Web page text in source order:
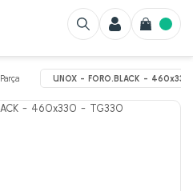
UNOX - FORO.BLACK -